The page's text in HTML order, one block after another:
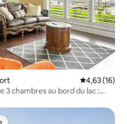
Évaluation
4,63 (16)
chambres au bord du lac :